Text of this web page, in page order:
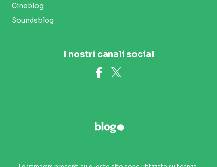
Cineblog
Soundsblog
I nostri canali social